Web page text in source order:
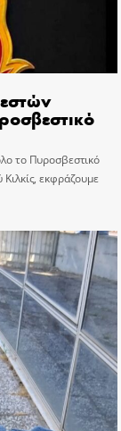
το Πυροσβεστικό
εκφράζουμε